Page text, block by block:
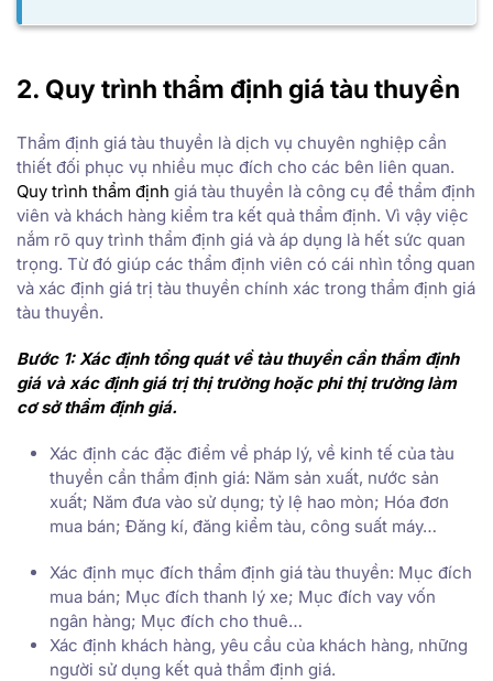
2. Quy trình thẩm định giá tàu thuyền
Thẩm định giá tàu thuyền là dịch vụ chuyên nghiệp cần
thiết đối phục vụ nhiều mục đích cho các bên liên quan.
Quy trình thẩm định giá tàu thuyền là công cụ để thẩm định
viên và khách hàng kiểm tra kết quả thẩm định. Vì vậy việc
nắm rõ quy trình thẩm định giá và áp dụng là hết sức quan
trọng. Từ đó giúp các thẩm định viên có cái nhìn tổng quan
và xác định giá trị tàu thuyền chính xác trong thẩm định giá
tàu thuyền.
Bước 1: Xác định tổng quát về tàu thuyền cần thẩm định
giá và xác định giá trị thị trường hoặc phi thị trường làm
cơ sở thẩm định giá.
Xác định các đặc điểm về pháp lý, về kinh tế của tàu
thuyền cần thẩm định giá: Năm sản xuất, nước sản
xuất; Năm đưa vào sử dụng; tỷ lệ hao mòn; Hóa đơn
mua bán; Đăng kí, đăng kiểm tàu, công suất máy…
Xác định mục đích thẩm định giá tàu thuyền: Mục đích
mua bán; Mục đích thanh lý xe; Mục đích vay vốn
ngân hàng; Mục đích cho thuê…
Xác định khách hàng, yêu cầu của khách hàng, những
người sử dụng kết quả thẩm định giá.